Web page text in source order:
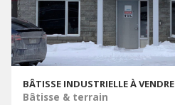
BÂTISSE INDUSTRIELLE À VENDRE
Bâtisse & terrain